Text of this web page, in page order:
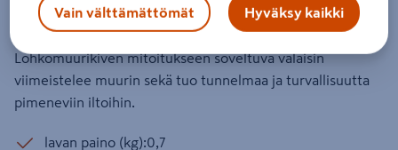
Tuotenumero:501991432 EAN-koodi : 6419184716043
Lohkomuurikiven mitoitukseen soveltuva valaisin
viimeistelee muurin sekä tuo tunnelmaa ja turvallisuutta
pimeneviin iltoihin.
lavan paino (kg):0,7
Vain välttämättömät Hyväksy kaikki